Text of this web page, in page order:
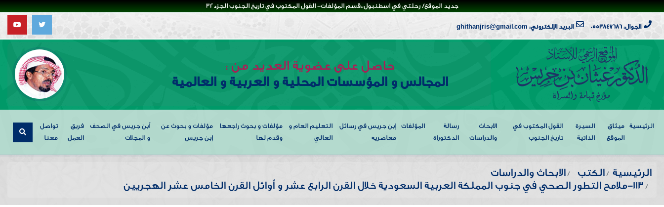
جديد الموقع/ رحلتي في اسطنبول،،قسم المؤلفات- القول المكتوب في تاريخ الجنوب الجزء32
الجوال: 0553847686 البريد الإلكتروني: ghithanjris@gmail.com
حاصل على عضوية العديد من :
المجالس و المؤسسات المحلية و العربية و العالمية
الرئيسية
ميثاق
الموقع
السيرة
الذاتية
القول المكتوب في
تاريخ الجنوب
الابحاث
والدراسات
رسالة
الدكتوراة
المؤلفات
إبن جريس في رسائل
معاصريه
التعليم العام و
العالي
مؤلفات و بحوث راجعها
وقدم لها
مؤلفات و بحوث عن
إبن جريس
أبن جريس في الصحف
و المجلات
فريق
العمل
تواصل
معنا
الرئيسية الكتب
الابحاث والدراسات
113-ملامح التطور الصحي في جنوب المملكة العربية السعودية خلال القرن الرابع عشر و أوائل القرن الخامس عشر الهجريين